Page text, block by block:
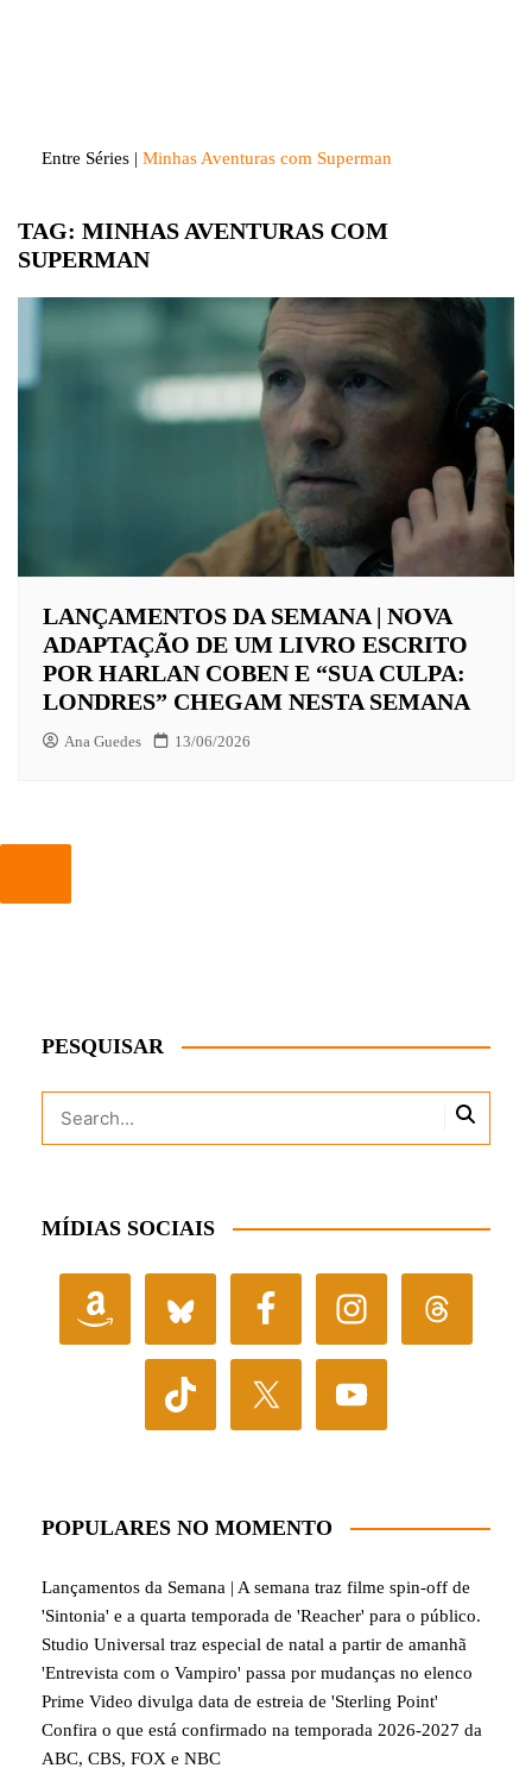
Entre Séries | Minhas Aventuras com Superman
TAG: MINHAS AVENTURAS COM
SUPERMAN
LANÇAMENTOS DA SEMANA | NOVA
ADAPTAÇÃO DE UM LIVRO ESCRITO
POR HARLAN COBEN E “SUA CULPA:
LONDRES” CHEGAM NESTA SEMANA
Ana Guedes 13/06/2026
PESQUISAR
MÍDIAS SOCIAIS
POPULARES NO MOMENTO
Lançamentos da Semana | A semana traz filme spin-off de
'Sintonia' e a quarta temporada de 'Reacher' para o público.
Studio Universal traz especial de natal a partir de amanhã
'Entrevista com o Vampiro' passa por mudanças no elenco
Prime Video divulga data de estreia de 'Sterling Point'
Confira o que está confirmado na temporada 2026-2027 da
ABC, CBS, FOX e NBC